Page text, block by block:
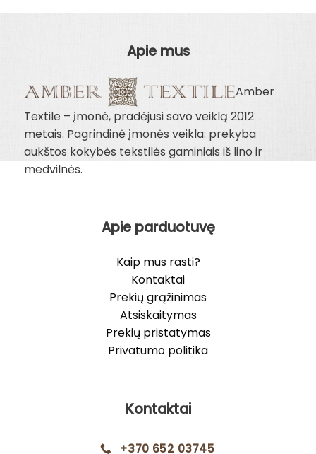
Apie mus
Amber
Textile – įmonė, pradėjusi savo veiklą 2012
metais. Pagrindinė įmonės veikla: prekyba
aukštos kokybės tekstilės gaminiais iš lino ir
medvilnės.
Apie parduotuvę
Kaip mus rasti?
Kontaktai
Prekių grąžinimas
Atsiskaitymas
Prekių pristatymas
Privatumo politika
Kontaktai
+370 652 03745